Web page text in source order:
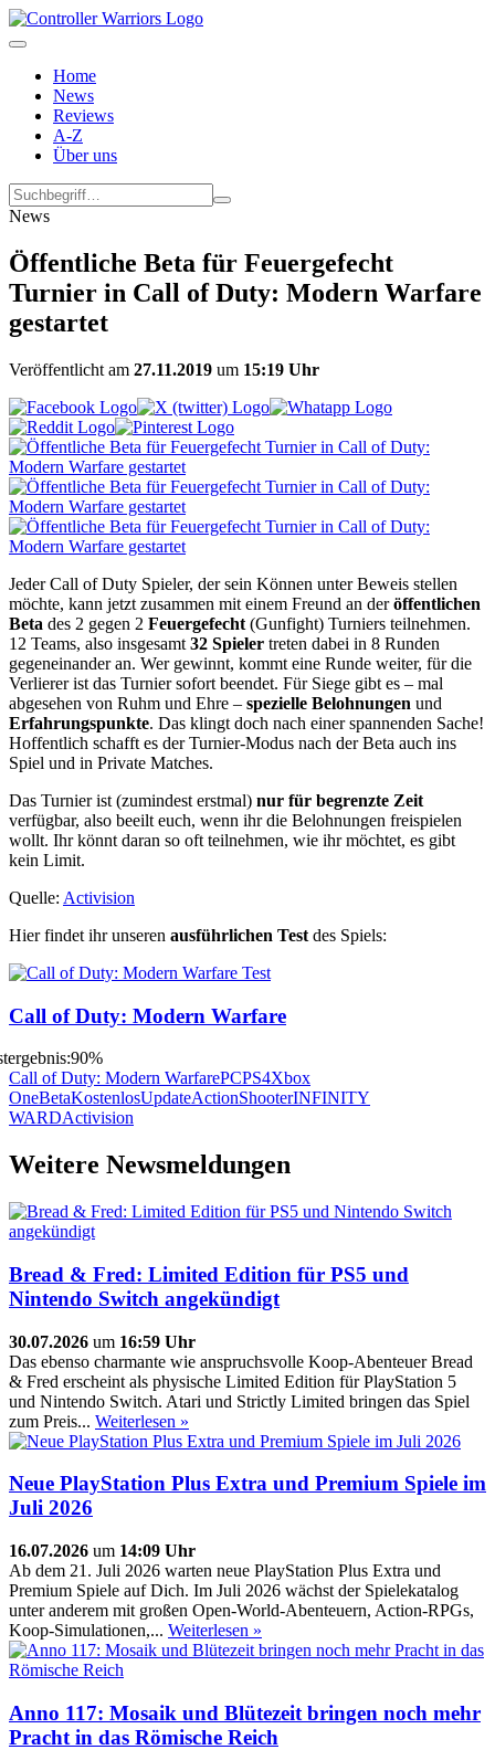
Home
News
Reviews
A-Z
Über uns
News
Öffentliche Beta für Feuergefecht
Turnier in Call of Duty: Modern Warfare
gestartet
Veröffentlicht am 27.11.2019 um 15:19 Uhr
Jeder Call of Duty Spieler, der sein Können unter Beweis stellen
möchte, kann jetzt zusammen mit einem Freund an deröffentlichen
Beta des 2 gegen 2 Feuergefecht (Gunfight) Turniers teilnehmen.
12 Teams, also insgesamt 32 Spieler treten dabei in 8 Runden
gegeneinander an. Wer gewinnt, kommt eine Runde weiter, für die
Verlierer ist das Turnier sofort beendet. Für Siege gibt es – mal
abgesehen von Ruhm und Ehre – spezielle Belohnungen und
Erfahrungspunkte. Das klingt doch nach einer spannenden Sache!
Hoffentlich schafft es der Turnier-Modus nach der Beta auch ins
Spiel und in Private Matches.
Das Turnier ist (zumindest erstmal) nur für begrenzte Zeit
verfügbar, also beeilt euch, wenn ihr die Belohnungen freispielen
wollt. Ihr könnt daran so oft teilnehmen, wie ihr möchtet, es gibt
kein Limit.
Quelle: Activision
Hier findet ihr unseren ausführlichen Test des Spiels:
Call of Duty: Modern Warfare
Call of Duty: Modern WarfarePCPS4Xbox
OneBetaKostenlosUpdateActionShooterINFINITY
WARDActivision
Weitere Newsmeldungen
Bread & Fred: Limited Edition für PS5 und
Nintendo Switch angekündigt
30.07.2026 um 16:59 Uhr
Das ebenso charmante wie anspruchsvolle Koop-Abenteuer Bread
& Fred erscheint als physische Limited Edition für PlayStation 5
und Nintendo Switch. Atari und Strictly Limited bringen das Spiel
zum Preis... Weiterlesen »
Neue PlayStation Plus Extra und Premium Spiele im
Juli 2026
16.07.2026 um 14:09 Uhr
Ab dem 21. Juli 2026 warten neue PlayStation Plus Extra und
Premium Spiele auf Dich. Im Juli 2026 wächst der Spielekatalog
unter anderem mit großen Open-World-Abenteuern, Action-RPGs,
Koop-Simulationen,... Weiterlesen »
Anno 117: Mosaik und Blütezeit bringen noch mehr
Pracht in das Römische Reich